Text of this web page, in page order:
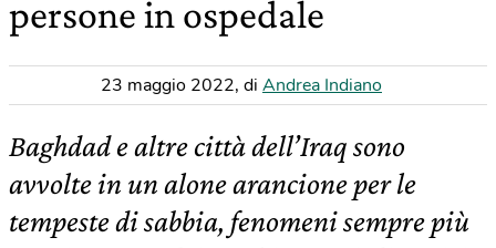
persone in ospedale
23 maggio 2022, di Andrea Indiano
Baghdad e altre città dell’Iraq sono
avvolte in un alone arancione per le
tempeste di sabbia, fenomeni sempre più